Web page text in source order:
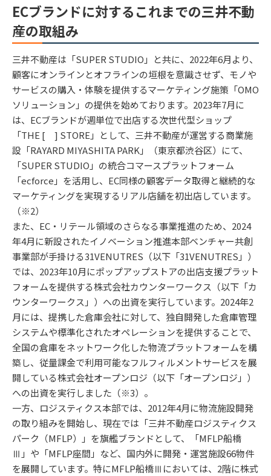
ECブランドに対するこれまでの三井不動
産の取組み
三井不動産は「SUPER STUDIO」と共に、2022年6月より、
顧客にオンラインとオフラインの垣根を意識させず、モノや
サービスの購入・体験を提供するマーケティング施策「OMO
ソリューション」の提供を始めております。2023年7月に
は、ECブランドが週単位で出店する次世代型ショップ
「THE [ ] STORE」として、三井不動産が運営する商業施
設「RAYARD MIYASHITA PARK」（東京都渋谷区）にて、
「SUPER STUDIO」の統合コマースプラットフォーム
「ecforce」を活用し、EC同様の顧客データ取得と継続的な
マーケティングを実現するリアル店舗を初出店しています。
（※2）
また、EC・リテール領域のさらなる事業推進のため、2024
年4月に新設されたイノベーション推進本部ベンチャー共創
事業部が手掛ける31VENUTRES（以下「31VENUTRES」）
では、2023年10月にポップアップストアの出店支援プラット
フォームを提供する株式会社カウンターワークス（以下「カ
ウンターワークス」）への出資を実行しています。2024年2
月には、提携した倉庫会社に対して、独自開発した倉庫管理
システムや標準化されたオペレーションを提供することで、
全国の倉庫をネットワーク化した物流プラットフォームを構
築し、従量課金で利用可能なフルフィルメントサービスを展
開している株式会社オープンロジ（以下「オープンロジ」）
への出資を実行しました（※3）。
一方、ロジスティクス本部では、2012年4月に物流施設開発
の取り組みを開始し、現在では「三井不動産ロジスティクス
パーク（MFLP）」を旗艦ブランドとして、「MFLP船橋
Ⅲ」や「MFLP座間」など、国内外に開発・運営施設66物件
を展開しています。特にMFLP船橋Ⅲにおいては、2階に株式